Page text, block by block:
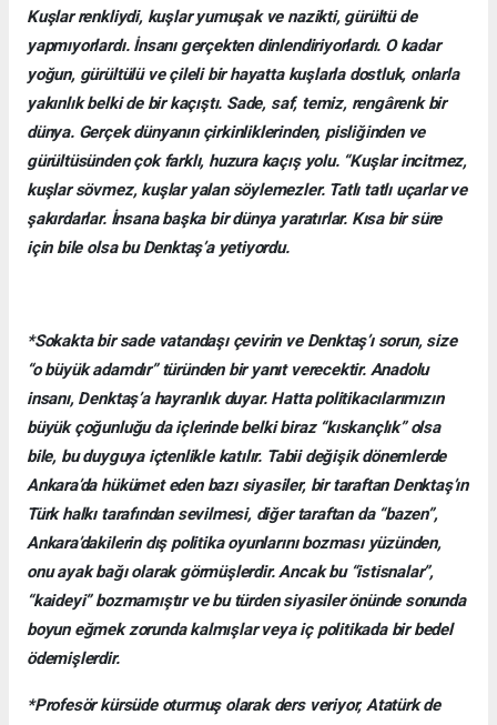
Kuşlar renkliydi, kuşlar yumuşak ve nazikti, gürültü de
yapmıyorlardı. İnsanı gerçekten dinlendiriyorlardı. O kadar
yoğun, gürültülü ve çileli bir hayatta kuşlarla dostluk, onlarla
yakınlık belki de bir kaçıştı. Sade, saf, temiz, rengârenk bir
dünya. Gerçek dünyanın çirkinliklerinden, pisliğinden ve
gürültüsünden çok farklı, huzura kaçış yolu. “Kuşlar incitmez,
kuşlar sövmez, kuşlar yalan söylemezler. Tatlı tatlı uçarlar ve
şakırdarlar. İnsana başka bir dünya yaratırlar. Kısa bir süre
için bile olsa bu Denktaş’a yetiyordu.
*Sokakta bir sade vatandaşı çevirin ve Denktaş’ı sorun, size
“o büyük adamdır” türünden bir yanıt verecektir. Anadolu
insanı, Denktaş’a hayranlık duyar. Hatta politikacılarımızın
büyük çoğunluğu da içlerinde belki biraz “kıskançlık” olsa
bile, bu duyguya içtenlikle katılır. Tabii değişik dönemlerde
Ankara’da hükümet eden bazı siyasiler, bir taraftan Denktaş’ın
Türk halkı tarafından sevilmesi, diğer taraftan da “bazen”,
Ankara’dakilerin dış politika oyunlarını bozması yüzünden,
onu ayak bağı olarak görmüşlerdir. Ancak bu “istisnalar”,
“kaideyi” bozmamıştır ve bu türden siyasiler önünde sonunda
boyun eğmek zorunda kalmışlar veya iç politikada bir bedel
ödemişlerdir.
*Profesör kürsüde oturmuş olarak ders veriyor, Atatürk de